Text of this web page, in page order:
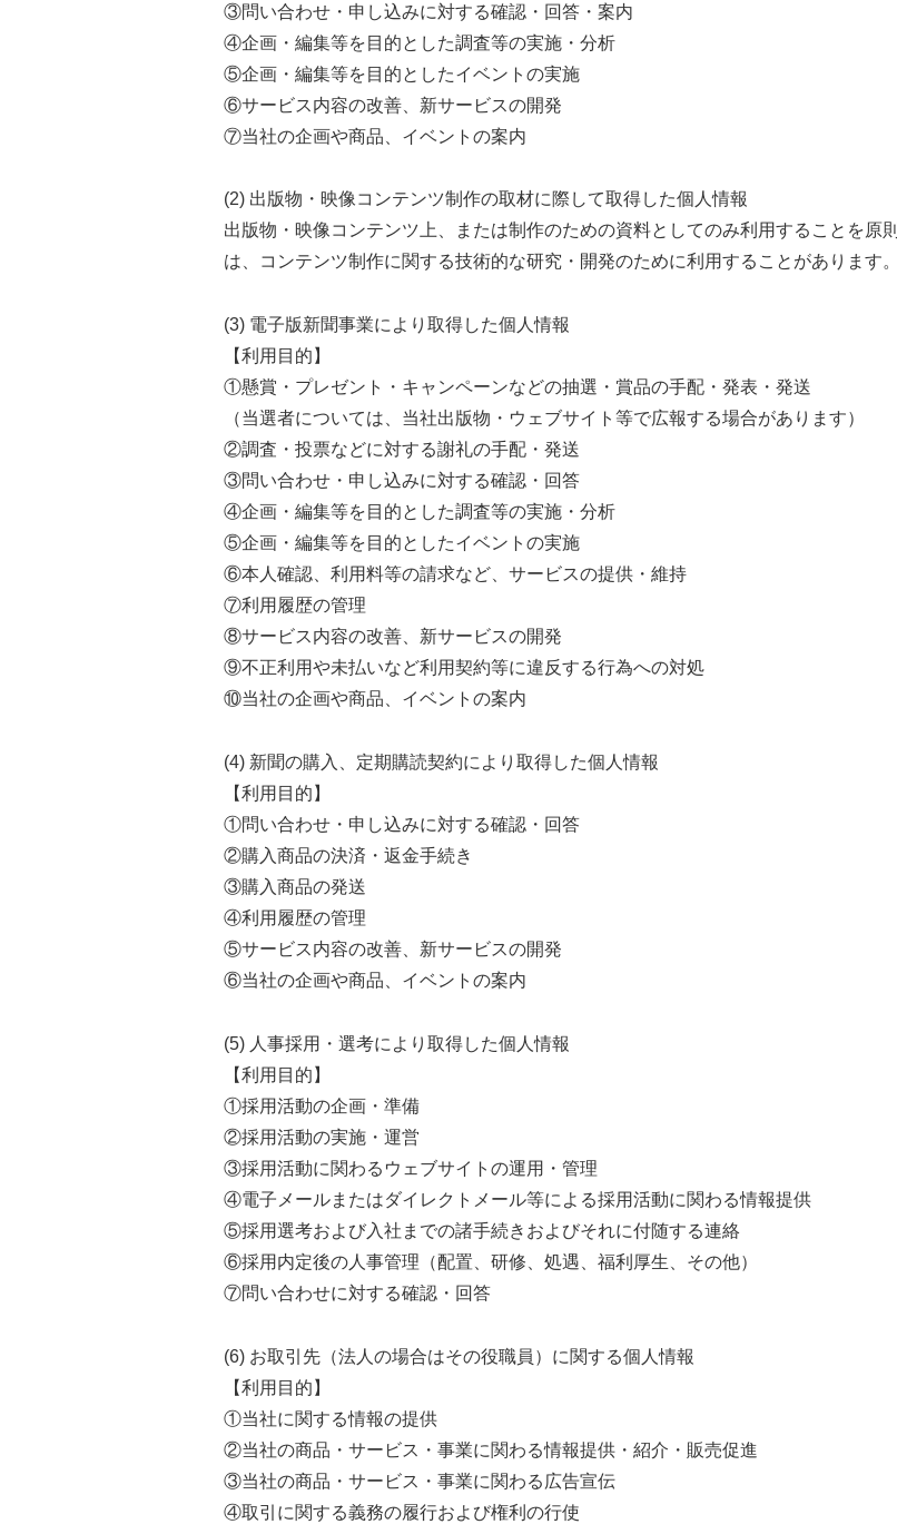
③問い合わせ・申し込みに対する確認・回答・案内
④企画・編集等を目的とした調査等の実施・分析
⑤企画・編集等を目的としたイベントの実施
⑥サービス内容の改善、新サービスの開発
⑦当社の企画や商品、イベントの案内
(2) 出版物・映像コンテンツ制作の取材に際して取得した個人情報
出版物・映像コンテンツ上、または制作のための資料としてのみ利用することを原
は、コンテンツ制作に関する技術的な研究・開発のために利用することがあります。
(3) 電子版新聞事業により取得した個人情報
【利用目的】
①懸賞・プレゼント・キャンペーンなどの抽選・賞品の手配・発表・発送
（当選者については、当社出版物・ウェブサイト等で広報する場合があります）
②調査・投票などに対する謝礼の手配・発送
③問い合わせ・申し込みに対する確認・回答
④企画・編集等を目的とした調査等の実施・分析
⑤企画・編集等を目的としたイベントの実施
⑥本人確認、利用料等の請求など、サービスの提供・維持
⑦利用履歴の管理
⑧サービス内容の改善、新サービスの開発
⑨不正利用や未払いなど利用契約等に違反する行為への対処
⑩当社の企画や商品、イベントの案内
(4) 新聞の購入、定期購読契約により取得した個人情報
【利用目的】
①問い合わせ・申し込みに対する確認・回答
②購入商品の決済・返金手続き
③購入商品の発送
④利用履歴の管理
⑤サービス内容の改善、新サービスの開発
⑥当社の企画や商品、イベントの案内
(5) 人事採用・選考により取得した個人情報
【利用目的】
①採用活動の企画・準備
②採用活動の実施・運営
③採用活動に関わるウェブサイトの運用・管理
④電子メールまたはダイレクトメール等による採用活動に関わる情報提供
⑤採用選考および入社までの諸手続きおよびそれに付随する連絡
⑥採用内定後の人事管理（配置、研修、処遇、福利厚生、その他）
⑦問い合わせに対する確認・回答
(6) お取引先（法人の場合はその役職員）に関する個人情報
【利用目的】
①当社に関する情報の提供
②当社の商品・サービス・事業に関わる情報提供・紹介・販売促進
③当社の商品・サービス・事業に関わる広告宣伝
④取引に関する義務の履行および権利の行使